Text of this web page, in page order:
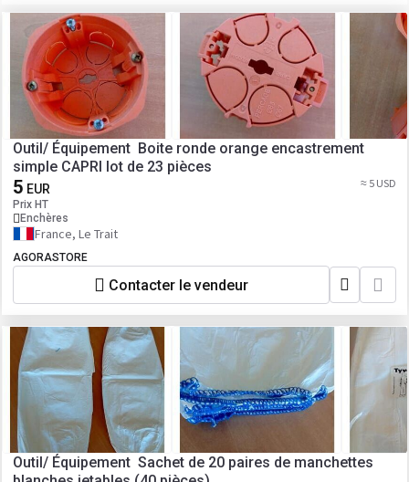
Outil/ Équipement Boite ronde orange encastrement
simple CAPRI lot de 23 pièces
5 EUR
Prix HT
Enchères
≈ 5 USD
France, Le Trait
AGORASTORE
Contacter le vendeur
Outil/ Équipement Sachet de 20 paires de manchettes